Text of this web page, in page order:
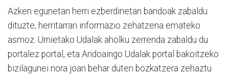
Azken egunetan herri ezberdinetan bandoak zabaldu
dituzte, herritarrari informazio zehatzena emateko
asmoz. Urnietako Udalak aholku zerrenda zabaldu du
portalez portal, eta Andoaingo Udalak portal bakoitzeko
bizilagunei nora joan behar duten bozkatzera zehaztu